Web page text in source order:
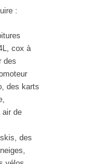
:
cox à
des
des karts
air de
des